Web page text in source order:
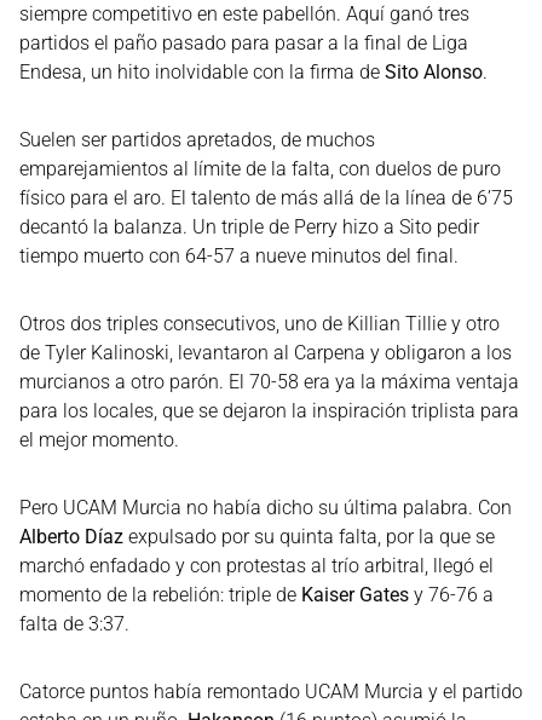
siempre competitivo en este pabellón. Aquí ganó tres
partidos el paño pasado para pasar a la final de Liga
Endesa, un hito inolvidable con la firma de Sito Alonso.
Suelen ser partidos apretados, de muchos
emparejamientos al límite de la falta, con duelos de puro
físico para el aro. El talento de más allá de la línea de 6’75
decantó la balanza. Un triple de Perry hizo a Sito pedir
tiempo muerto con 64-57 a nueve minutos del final.
Otros dos triples consecutivos, uno de Killian Tillie y otro
de Tyler Kalinoski, levantaron al Carpena y obligaron a los
murcianos a otro parón. El 70-58 era ya la máxima ventaja
para los locales, que se dejaron la inspiración triplista para
el mejor momento.
Pero UCAM Murcia no había dicho su última palabra. Con
Alberto Díaz expulsado por su quinta falta, por la que se
marchó enfadado y con protestas al trío arbitral, llegó el
momento de la rebelión: triple de Kaiser Gates y 76-76 a
falta de 3:37.
Catorce puntos había remontado UCAM Murcia y el partido